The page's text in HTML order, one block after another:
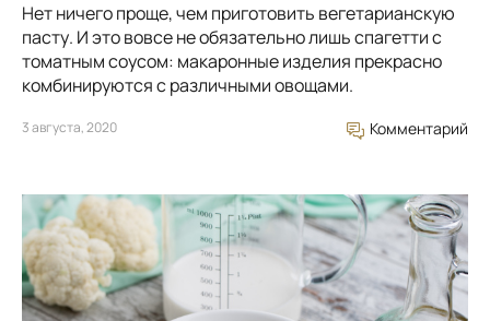
Нет ничего проще, чем приготовить вегетарианскую
пасту. И это вовсе не обязательно лишь спагетти с
томатным соусом: макаронные изделия прекрасно
комбинируются с различными овощами.
3 августа, 2020 Комментарий